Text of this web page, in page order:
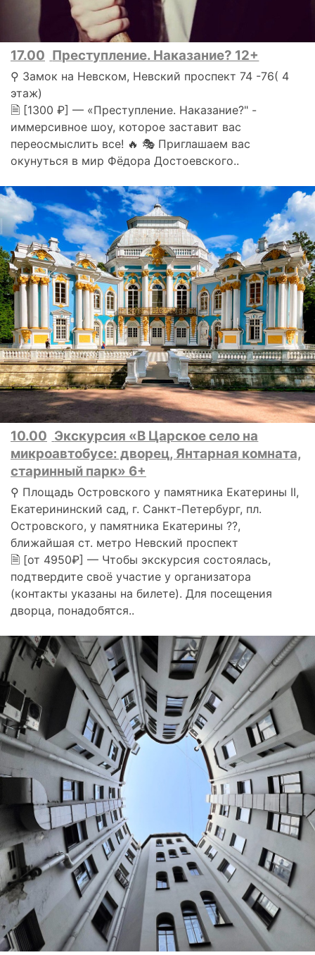
17.00 Преступление. Наказание? 12+
⚲ Замок на Невском, Невский проспект 74 -76( 4
этаж)
🗎 [1300 ₽] — «Преступление. Наказание?" -
иммерсивное шоу, которое заставит вас
переосмыслить все! 🔥 🎭 Приглашаем вас
окунуться в мир Фёдора Достоевского..
10.00 Экскурсия «В Царское село на
микроавтобусе: дворец, Янтарная комната,
старинный парк» 6+
⚲ Площадь Островского у памятника Екатерины II,
Екатерининский сад, г. Санкт-Петербург, пл.
Островского, у памятника Екатерины ??,
ближайшая ст. метро Невский проспект
🗎 [от 4950₽] — Чтобы экскурсия состоялась,
подтвердите своё участие у организатора
(контакты указаны на билете). Для посещения
дворца, понадобятся..